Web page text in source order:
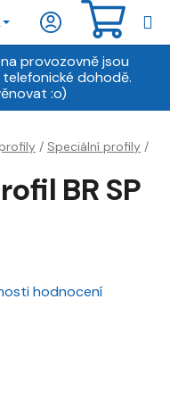
provozovně jsou
dohodě.
:o)
/ Speciální profily /
BR SP
hodnocení